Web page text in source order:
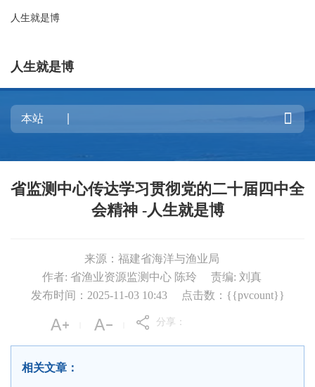
人生就是博
人生就是博

省监测中心传达学习贯彻党的二十届四中全
会精神 -人生就是博
来源：福建省海洋与渔业局
作者: 省渔业资源监测中心 陈玲
责编: 刘真
发布时间：2025-11-03 10:43
点击数：{{pvcount}}
分享：
相关文章：